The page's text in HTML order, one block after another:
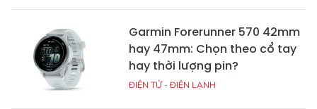
Garmin Forerunner 570 42mm
hay 47mm: Chọn theo cổ tay
hay thời lượng pin?
ĐIỆN TỬ - ĐIỆN LẠNH